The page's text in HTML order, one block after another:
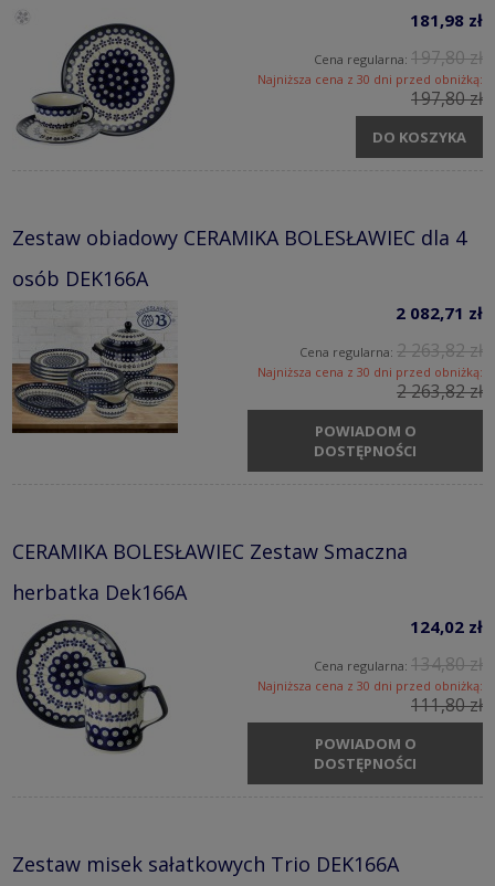
181,98 zł
Cena regularna: 197,80 zł
Najniższa cena z 30 dni przed obniżką:
197,80 zł
DO KOSZYKA
Zestaw obiadowy CERAMIKA BOLESŁAWIEC dla 4
osób DEK166A
2 082,71 zł
Cena regularna: 2 263,82 zł
Najniższa cena z 30 dni przed obniżką:
2 263,82 zł
POWIADOM O
DOSTĘPNOŚCI
CERAMIKA BOLESŁAWIEC Zestaw Smaczna
herbatka Dek166A
124,02 zł
Cena regularna: 134,80 zł
Najniższa cena z 30 dni przed obniżką:
111,80 zł
POWIADOM O
DOSTĘPNOŚCI
Zestaw misek sałatkowych Trio DEK166A